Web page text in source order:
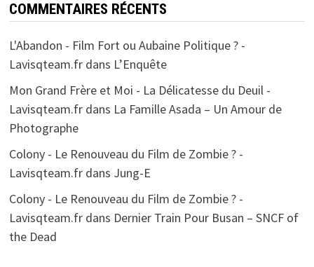
COMMENTAIRES RÉCENTS
L'Abandon - Film Fort ou Aubaine Politique ? -
Lavisqteam.frdans L’Enquête
Mon Grand Frère et Moi - La Délicatesse du Deuil -
Lavisqteam.frdans La Famille Asada – Un Amour de
Photographe
Colony - Le Renouveau du Film de Zombie ? -
Lavisqteam.frdans Jung-E
Colony - Le Renouveau du Film de Zombie ? -
Lavisqteam.frdans Dernier Train Pour Busan – SNCF of
the Dead